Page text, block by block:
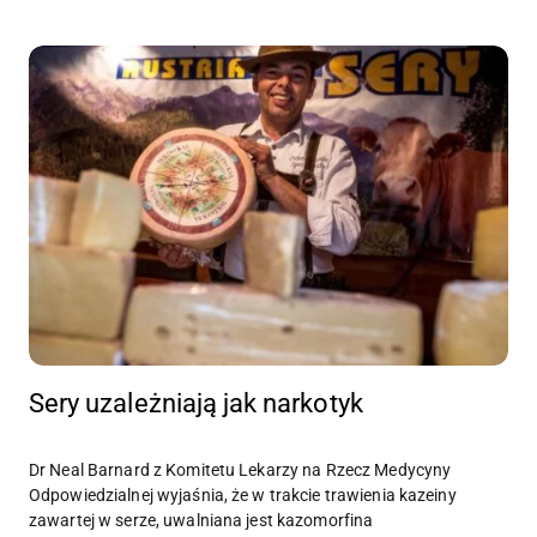
Sery uzależniają jak narkotyk
Dr Neal Barnard z Komitetu Lekarzy na Rzecz Medycyny
Odpowiedzialnej wyjaśnia, że w trakcie trawienia kazeiny
zawartej w serze, uwalniana jest kazomorfina